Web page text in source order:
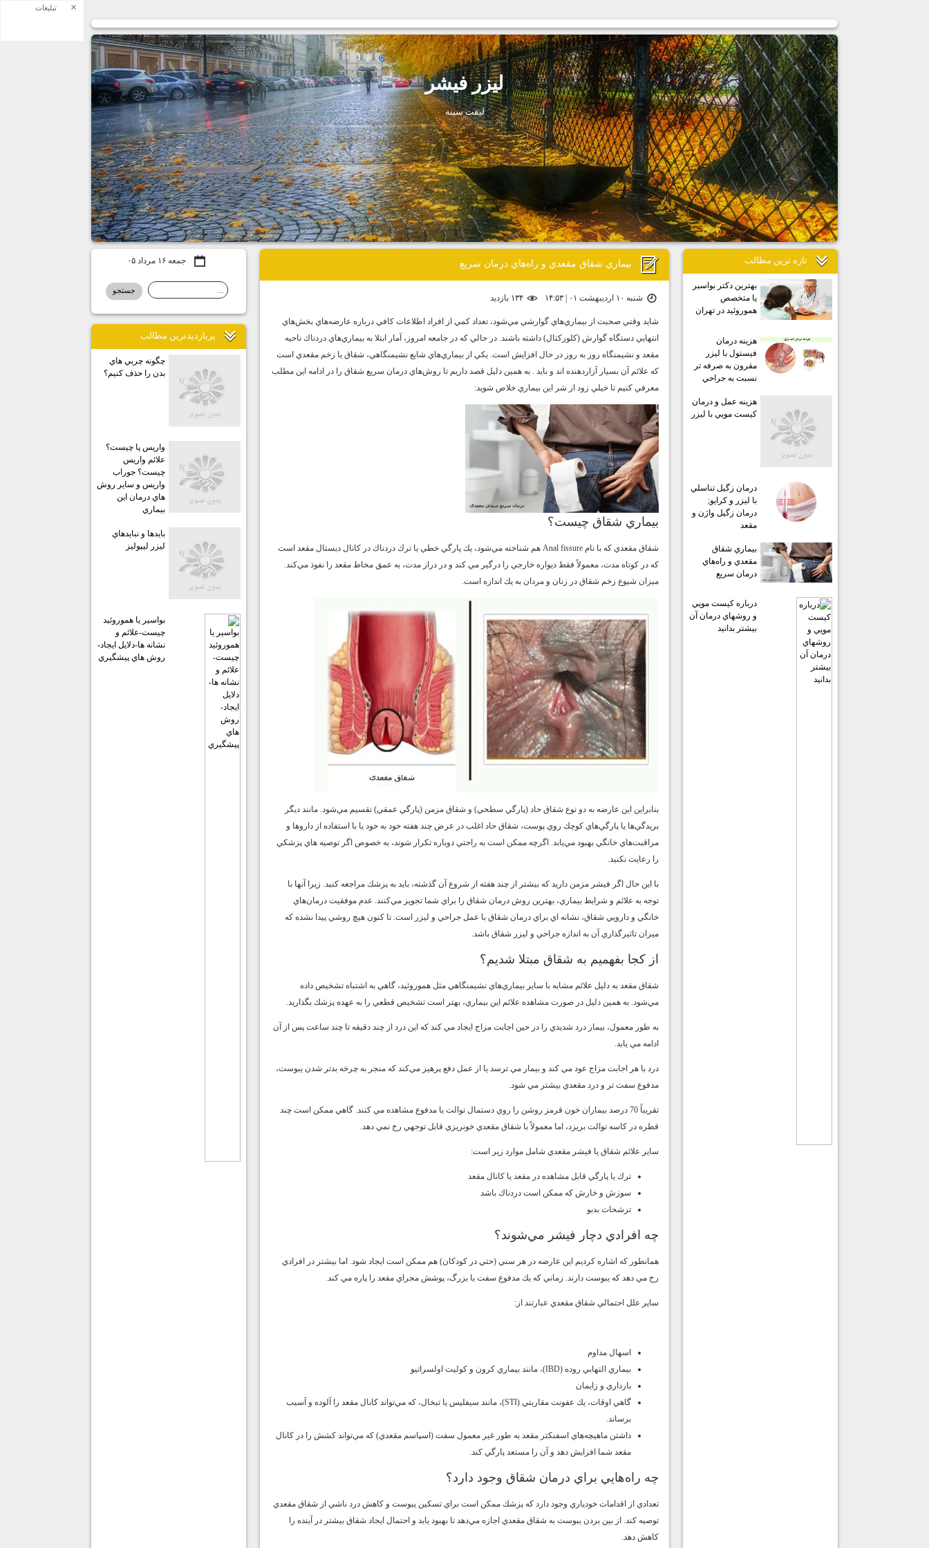
ليزر فيشر
ليفت سينه
بيماري شقاق مقعدي و راه‌هاي درمان سريع
شنبه ۱۰ اردیبهشت ۰۱ | ۱۴:۵۳ ۱۳۴ بازديد
شايد وقتي صحبت از بيماري‌هاي گوارشي مي‌شود، تعداد كمي از افراد اطلاعات كافي درباره عارضه‌هاي بخش‌هاي
انتهايي دستگاه گوارش (كلوركتال) داشته باشند. در حالي كه در جامعه امروز، آمار ابتلا به بيماري‌هاي دردناك ناحيه
مقعد و نشيمنگاه روز به روز در حال افزايش است. يكي از بيماري‌هاي شايع نشيمنگاهي، شقاق يا زخم مقعدي است
كه علائم آن بسيار آزاردهنده اند و بايد . به همين دليل قصد داريم تا روش‌هاي درمان سريع شقاق را در ادامه اين مطلب
معرفي كنيم تا خيلي زود از شر اين بيماري خلاص شويد:
بيماري شقاق چيست؟
شقاق مقعدي كه با نام Anal fissure هم شناخته مي‌شود، يك پارگي خطي يا ترك دردناك در كانال ديستال مقعد است
كه در كوتاه مدت، معمولاً فقط ديواره خارجي را درگير مي كند و در دراز مدت، به عمق مخاط مقعد را نفوذ مي‌كند.
ميزان شيوع زخم شقاق در زنان و مردان به يك اندازه است.
بنابراين اين عارضه به دو نوع شقاق حاد (پارگي سطحي) و شقاق مزمن (پارگي عمقي) تقسيم مي‌شود. مانند ديگر
بريدگي‌ها يا پارگي‌هاي كوچك روي پوست، شقاق حاد اغلب در عرض چند هفته خود به خود يا با استفاده از داروها و
مراقبت‌هاي خانگي بهبود مي‌يابد. اگرچه ممكن است به راحتي دوباره تكرار شوند، به خصوص اگر توصيه هاي پزشكي
را رعايت نكنيد.
با اين حال اگر فيشر مزمن داريد كه بيشتر از چند هفته از شروع آن گذشته، بايد به پزشك مراجعه كنيد. زيرا آنها با
توجه به علائم و شرايط بيماري، بهترين روش درمان شقاق را براي شما تجويز مي‌كنند. عدم موفقيت درمان‌هاي
خانگي و دارويي شقاق، نشانه اي براي درمان شقاق با عمل جراحي و ليزر است. تا كنون هيچ روشي پيدا نشده كه
ميزان تاثيرگذاري آن به اندازه جراحي و ليزر شقاق باشد.
از كجا بفهميم به شقاق مبتلا شديم؟
شقاق مقعد به دليل علائم مشابه با ساير بيماري‌هاي نشيمنگاهي مثل هموروئيد، گاهي به اشتباه تشخيص داده
مي‌شود. به همين دليل در صورت مشاهده علائم اين بيماري، بهتر است تشخيص قطعي را به عهده پزشك بگذاريد.
به طور معمول، بيمار درد شديدي را در حين اجابت مزاج ايجاد مي كند كه اين درد از چند دقيقه تا چند ساعت پس از آن
ادامه مي يابد.
درد با هر اجابت مزاج عود مي كند و بيمار مي ترسد يا از عمل دفع پرهيز مي‌كند كه منجر به چرخه بدتر شدن يبوست،
مدفوع سفت تر و درد مقعدي بيشتر مي شود.
تقريباً 70 درصد بيماران خون قرمز روشن را روي دستمال توالت يا مدفوع مشاهده مي كنند. گاهي ممكن است چند
قطره در كاسه توالت بريزد، اما معمولاً با شقاق مقعدي خونريزي قابل توجهي رخ نمي دهد.
ساير علائم شقاق يا فيشر مقعدي شامل موارد زير است:
ترك يا پارگي قابل مشاهده در مقعد يا كانال مقعد
سوزش و خارش كه ممكن است دردناك باشد
ترشحات بدبو
چه افرادي دچار فيشر مي‌شوند؟
همانطور كه اشاره كرديم اين عارضه در هر سني (حتي در كودكان) هم ممكن است ايجاد شود. اما بيشتر در افرادي
رخ مي دهد كه يبوست دارند. زماني كه يك مدفوع سفت يا بزرگ، پوشش مجراي مقعد را پاره مي كند.
ساير علل احتمالي شقاق مقعدي عبارتند از:
اسهال مداوم
بيماري التهابي روده (IBD)، مانند بيماري كرون و كوليت اولسراتيو
بارداري و زايمان
گاهي اوقات، يك عفونت مقاربتي (STI)، مانند سيفليس يا تبخال، كه مي‌تواند كانال مقعد را آلوده و آسيب
برساند.
داشتن ماهيچه‌هاي اسفنكتر مقعد به طور غير معمول سفت (اسپاسم مقعدي) كه مي‌تواند كشش را در كانال
مقعد شما افزايش دهد و آن را مستعد پارگي كند.
چه راه‌هايي براي درمان شقاق وجود دارد؟
تعدادي از اقدامات خودياري وجود دارد كه پزشك ممكن است براي تسكين يبوست و كاهش درد ناشي از شقاق مقعدي
توصيه كند. از بين بردن يبوست به شقاق مقعدي اجازه مي‌دهد تا بهبود يابد و احتمال ايجاد شقاق بيشتر در آينده را
كاهش دهد.
تازه ترين مطالب
بهترين دكتر بواسير
يا متخصص
هموروئيد در تهران
هزينه درمان
فيستول با ليزر
مقرون به صرفه تر
نسبت به جراحي
هزينه عمل و درمان
كيست مويي با ليزر
درمان زگيل تناسلي
با ليزر و كرايو;
درمان زگيل واژن و
مقعد
بيماري شقاق
مقعدي و راه‌هاي
درمان سريع
درباره كيست مويي
و روشهاي درمان آن
بيشتر بدانيد
جمعه ۱۶ مرداد ۰۵
پربازديدترين مطالب
چگونه چربي هاي
بدن را حذف كنيم؟
واريس پا چيست؟
علائم واريس
چيست؟ جوراب
واريس و ساير روش
هاي درمان اين
بيماري
بايدها و نبايدهاي
ليزر ليپوليز
بواسير يا هموروئيد
چيست-علائم و
نشانه ها-دلايل ايجاد-
روش هاي پيشگيري
تبلیغات ×